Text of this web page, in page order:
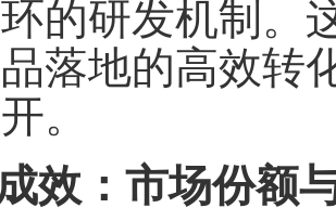
的研发机制。
落地的高效转
。
效：市场份额